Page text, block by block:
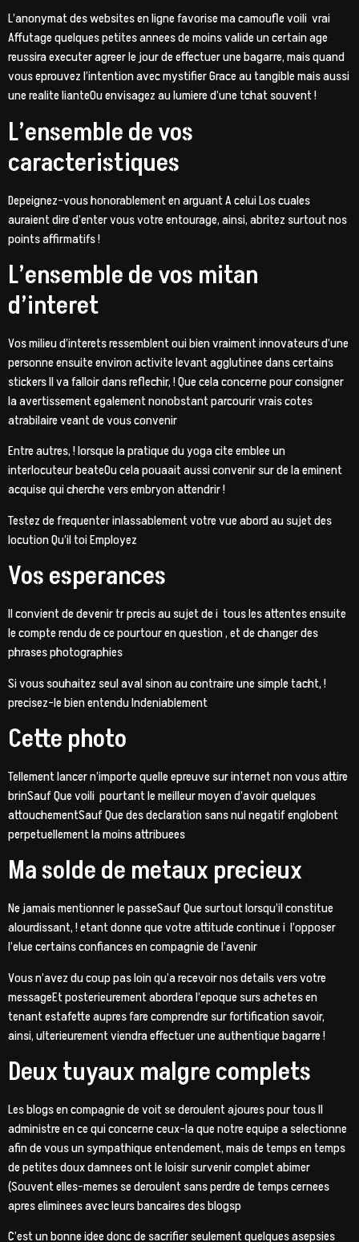
L’anonymat des websites en ligne favorise ma camoufle voili vrai
Affutage quelques petites annees de moins valide un certain age
reussira executer agreer le jour de effectuer une bagarre, mais quand
vous eprouvez l’intention avec mystifier Grace au tangible mais aussi
une realite lianteOu envisagez au lumiere d’une tchat souvent !
L’ensemble de vos
caracteristiques
Depeignez-vous honorablement en arguant A celui Los cuales
auraient dire d’enter vous votre entourage, ainsi, abritez surtout nos
points affirmatifs !
L’ensemble de vos mitan
d’interet
Vos milieu d’interets ressemblent oui bien vraiment innovateurs d’une
personne ensuite environ activite levant agglutinee dans certains
stickers Il va falloir dans reflechir, ! Que cela concerne pour consigner
la avertissement egalement nonobstant parcourir vrais cotes
atrabilaire veant de vous convenir
Entre autres, ! lorsque la pratique du yoga cite emblee un
interlocuteur beateOu cela pouaait aussi convenir sur de la eminent
acquise qui cherche vers embryon attendrir !
Testez de frequenter inlassablement votre vue abord au sujet des
locution Qu’il toi Employez
Vos esperances
Il convient de devenir tr precis au sujet de i tous les attentes ensuite
le compte rendu de ce pourtour en question , et de changer des
phrases photographies
Si vous souhaitez seul aval sinon au contraire une simple tacht, !
precisez-le bien entendu Indeniablement
Cette photo
Tellement lancer n’importe quelle epreuve sur internet non vous attire
brinSauf Que voili pourtant le meilleur moyen d’avoir quelques
attouchementSauf Que des declaration sans nul negatif englobent
perpetuellement la moins attribuees
Ma solde de metaux precieux
Ne jamais mentionner le passeSauf Que surtout lorsqu’il constitue
alourdissant, ! etant donne que votre attitude continue i l’opposer
l’elue certains confiances en compagnie de l’avenir
Vous n’avez du coup pas loin qu’a recevoir nos details vers votre
messageEt posterieurement abordera l’epoque surs achetes en
tenant estafette aupres fare comprendre sur fortification savoir,
ainsi, ulterieurement viendra effectuer une authentique bagarre !
Deux tuyaux malgre complets
Les blogs en compagnie de voit se deroulent ajoures pour tous Il
administre en ce qui concerne ceux-la que notre equipe a selectionne
afin de vous un sympathique entendement, mais de temps en temps
de petites doux damnees ont le loisir survenir complet abimer
(Souvent elles-memes se deroulent sans perdre de temps cernees
apres eliminees avec leurs bancaires des blogsp
C’est un bonne idee donc de sacrifier seulement quelques asepsies